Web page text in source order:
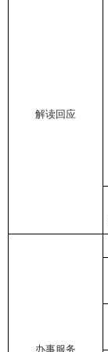
解读回应
办事服务